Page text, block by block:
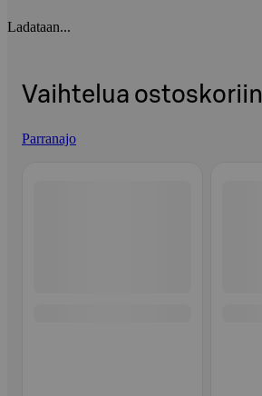
Ladataan...
Vaihtelua ostoskoriin
Parranajo